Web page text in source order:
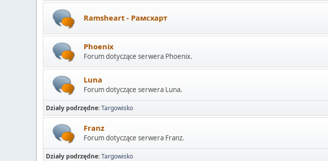
Ramsheart - Рамсхарт
Phoenix
Forum dotyczące serwera Phoenix.
Luna
Forum dotyczące serwera Luna.
Działy podrzędne Targowisko
Franz
Forum dotyczące serwera Franz.
Działy podrzędne Targowisko